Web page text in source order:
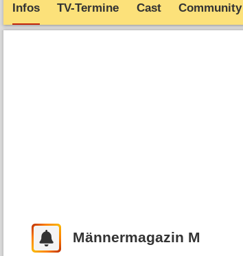
Infos TV-Termine Cast Community
Männermagazin M